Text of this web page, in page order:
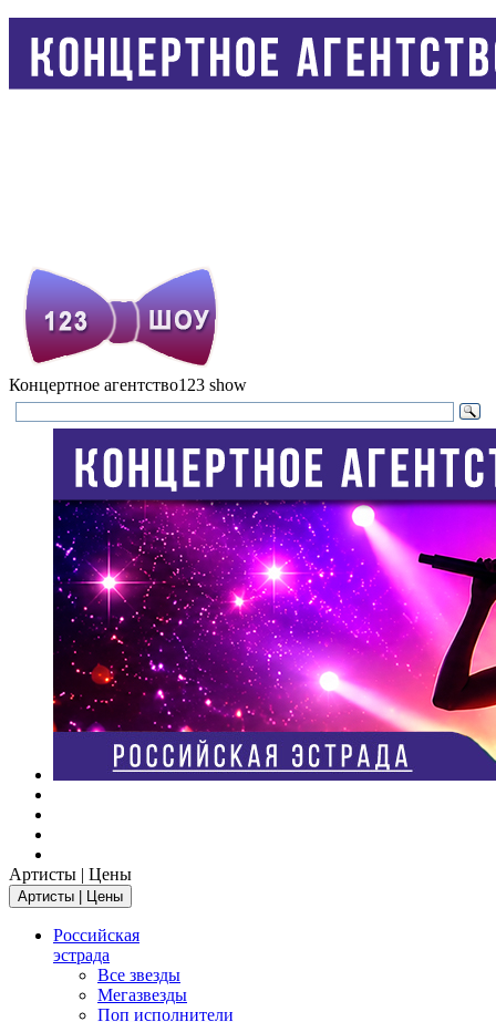
Концертное агентство123 show
Артисты | Цены
Артисты | Цены
Российская
эстрада
Все звезды
Мегазвезды
Поп исполнители